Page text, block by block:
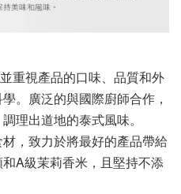
重視產品的口味、品質和外
。廣泛的與國際廚師合作，
理出道地的泰式風味。
，致力於將最好的產品帶給
A級茉莉香米，且堅持不添